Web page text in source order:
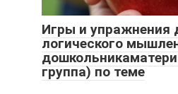
Игры и упражнения
логического
группа) по теме